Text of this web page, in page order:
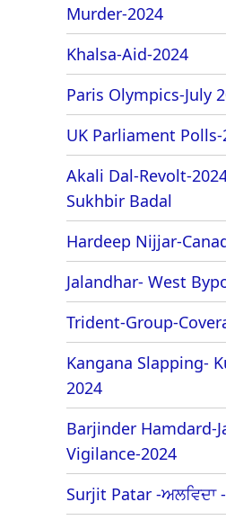
Murder-2024
Khalsa-Aid-2024
Paris Olympics-July
UK Parliament Polls-
Akali Dal-Revolt-
Sukhbir Badal
Hardeep Nijjar-
Jalandhar- West
Trident-Group-
Kangana Slapping-
2024
Barjinder Hamdard-
Vigilance-2024
Surjit Patar -ਅਲਵਿਦਾ